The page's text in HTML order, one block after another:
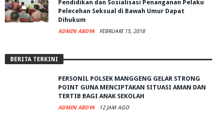
Pendidikan dan Sosialisasi Penanganan Pelaku
Pelecehan Seksual di Bawah Umur Dapat
Dihukum
ADMIN ABDYA FEBRUARI 15, 2018
BERITA TERKINI
PERSONIL POLSEK MANGGENG GELAR STRONG
POINT GUNA MENCIPTAKAN SITUASI AMAN DAN
TERTIB BAGI ANAK SEKOLAH
ADMIN ABDYA 12 JAM AGO